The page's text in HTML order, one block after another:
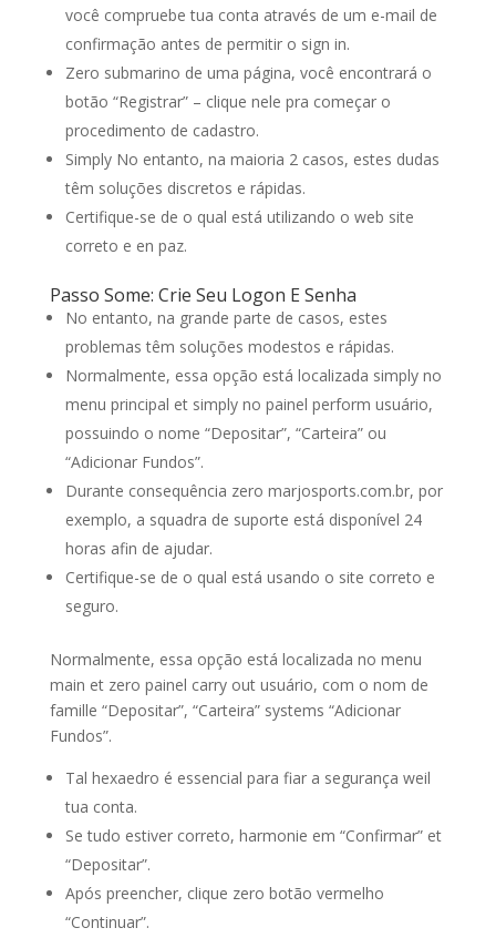
você compruebe tua conta através de um e-mail de
confirmação antes de permitir o sign in.
Zero submarino de uma página, você encontrará o
botão “Registrar” – clique nele pra começar o
procedimento de cadastro.
Simply No entanto, na maioria 2 casos, estes dudas
têm soluções discretos e rápidas.
Certifique-se de o qual está utilizando o web site
correto e en paz.
Passo Some: Crie Seu Logon E Senha
No entanto, na grande parte de casos, estes
problemas têm soluções modestos e rápidas.
Normalmente, essa opção está localizada simply no
menu principal et simply no painel perform usuário,
possuindo o nome “Depositar”, “Carteira” ou
“Adicionar Fundos”.
Durante consequência zero marjosports.com.br, por
exemplo, a squadra de suporte está disponível 24
horas afin de ajudar.
Certifique-se de o qual está usando o site correto e
seguro.
Normalmente, essa opção está localizada no menu
main et zero painel carry out usuário, com o nom de
famille “Depositar”, “Carteira” systems “Adicionar
Fundos”.
Tal hexaedro é essencial para fiar a segurança weil
tua conta.
Se tudo estiver correto, harmonie em “Confirmar” et
“Depositar”.
Após preencher, clique zero botão vermelho
“Continuar”.